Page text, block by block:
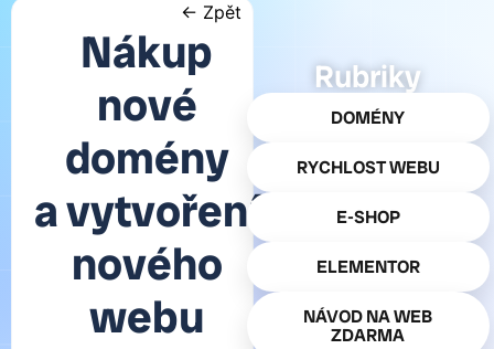
Rubriky
DOMÉNY
RYCHLOST WEBU
E-SHOP
ELEMENTOR
NÁVOD NA WEB
ZDARMA
← Zpět
Nákup
nové
domény
a vytvoření
nového
webu